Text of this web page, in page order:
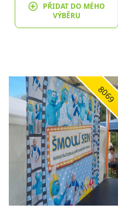
PŘIDAT DO MÉHO
VÝBĚRU
8069